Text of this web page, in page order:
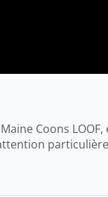
Coons